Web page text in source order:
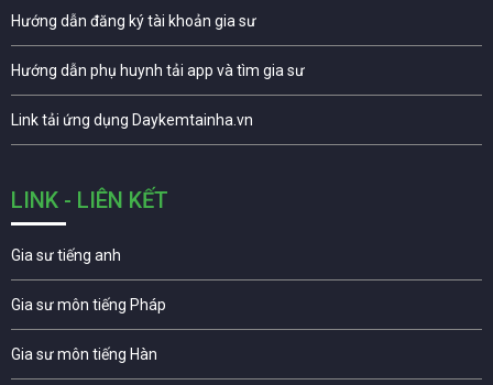
Hướng dẫn đăng ký tài khoản gia sư
Hướng dẫn phụ huynh tải app và tìm gia sư
Link tải ứng dụng Daykemtainha.vn
LINK - LIÊN KẾT
Gia sư tiếng anh
Gia sư môn tiếng Pháp
Gia sư môn tiếng Hàn